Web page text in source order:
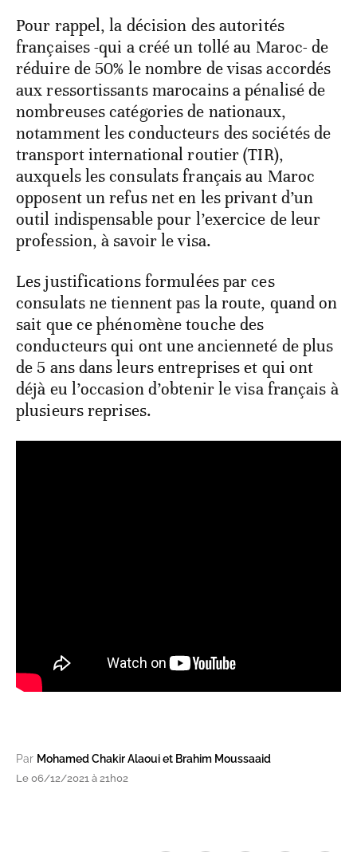
Pour rappel, la décision des autorités
françaises -qui a créé un tollé au Maroc- de
réduire de 50% le nombre de visas accordés
aux ressortissants marocains a pénalisé de
nombreuses catégories de nationaux,
notamment les conducteurs des sociétés de
transport international routier (TIR),
auxquels les consulats français au Maroc
opposent un refus net en les privant d’un
outil indispensable pour l’exercice de leur
profession, à savoir le visa.
Les justifications formulées par ces
consulats ne tiennent pas la route, quand on
sait que ce phénomène touche des
conducteurs qui ont une ancienneté de plus
de 5 ans dans leurs entreprises et qui ont
déjà eu l’occasion d’obtenir le visa français à
plusieurs reprises.
Par Mohamed Chakir Alaoui et Brahim Moussaaid
Le 06/12/2021 à 21h02